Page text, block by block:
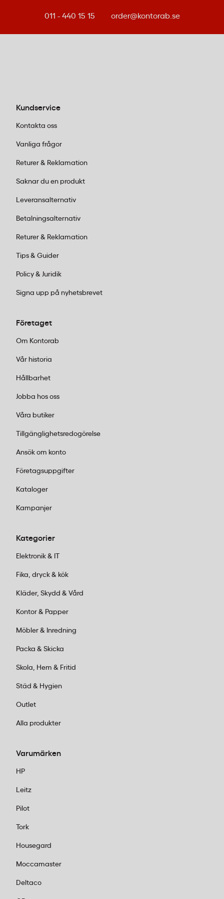
mörkblå silkespapper levereras i förpackningar om
större projekt inom skola eller ateljéarbete.
011 - 440 15 15 order@kontorab.se
Kundservice
Kontakta oss
Vanliga frågor
Returer & Reklamation
Saknar du en produkt
Leveransalternativ
Betalningsalternativ
Returer & Reklamation
Tips & Guider
Policy & Juridik
Signa upp på nyhetsbrevet
Företaget
Om Kontorab
Vår historia
Hållbarhet
Jobba hos oss
Våra butiker
Tillgänglighetsredogörelse
Ansök om konto
Företagsuppgifter
Kataloger
Kampanjer
Kategorier
Elektronik & IT
Fika, dryck & kök
Kläder, Skydd & Vård
Kontor & Papper
Möbler & Inredning
Packa & Skicka
Skola, Hem & Fritid
Städ & Hygien
Outlet
Alla produkter
Varumärken
HP
Leitz
Pilot
Tork
Housegard
Moccamaster
Deltaco